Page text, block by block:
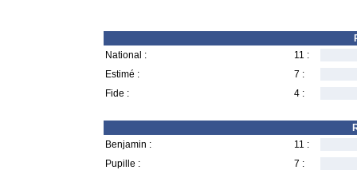
National :
11 :
Estimé :
7 :
Fide :
4 :
Benjamin :
11 :
Pupille :
7 :